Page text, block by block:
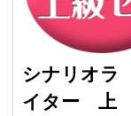
シナリオラ
イター 上